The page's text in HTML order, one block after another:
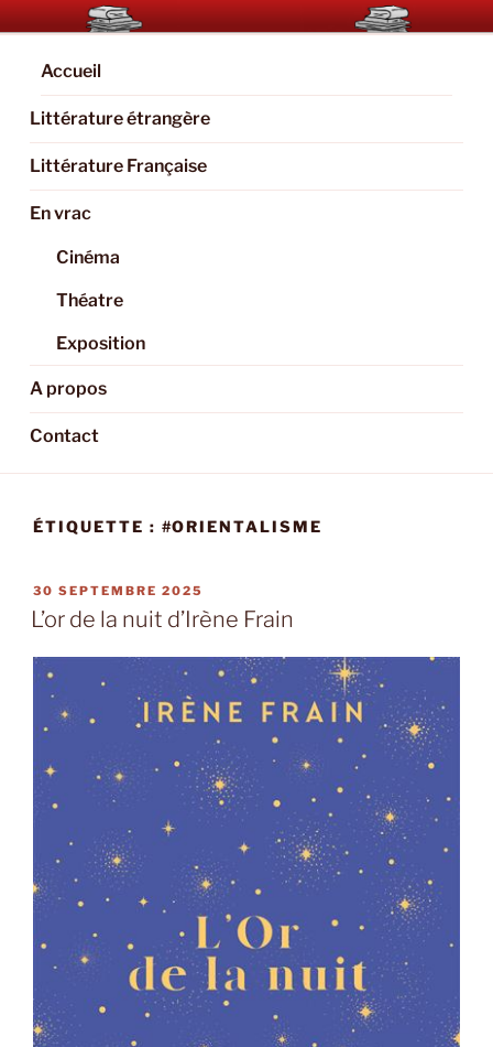
Aller
au
contenu
principal
BOOKAHOLIC.PARIS
Blog Littéraire et Culturel
Accueil
Littérature étrangère
Littérature Française
En vrac
Cinéma
Théatre
Exposition
A propos
Contact
ÉTIQUETTE : #ORIENTALISME
PUBLIÉ
LE
30 SEPTEMBRE 2025
L’or de la nuit d’Irène Frain